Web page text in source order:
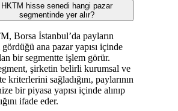
HKTM hisse senedi hangi pazar
segmentinde yer alır?
Borsa İstanbul’da payların
ana pazar yapısı içinde
bir segmentte işlem görür.
şirketin belirli kurumsal ve
kriterlerini sağladığını, paylarının
bir piyasa yapısı içinde alınıp
ifade eder.